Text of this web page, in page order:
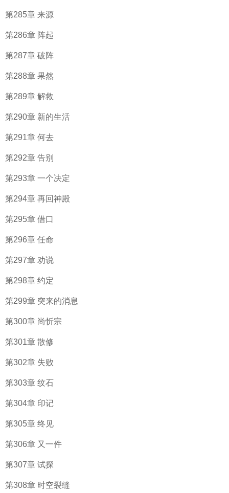
第285章 来源
第286章 阵起
第287章 破阵
第288章 果然
第289章 解救
第290章 新的生活
第291章 何去
第292章 告别
第293章 一个决定
第294章 再回神殿
第295章 借口
第296章 任命
第297章 劝说
第298章 约定
第299章 突来的消息
第300章 尚忻宗
第301章 散修
第302章 失败
第303章 纹石
第304章 印记
第305章 终见
第306章 又一件
第307章 试探
第308章 时空裂缝